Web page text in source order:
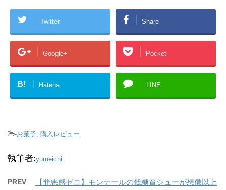
Twitter Share
Google+ Pocket
B! Hatena LINE
-お菓子, 購入レビュー
執筆者:yumeichi
PREV
【罪悪感ゼロ】モンテールの低糖質シューが想像以上